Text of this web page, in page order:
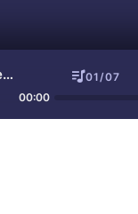
Мы друг для друга дышим (медленная версия)
01/07
00:00